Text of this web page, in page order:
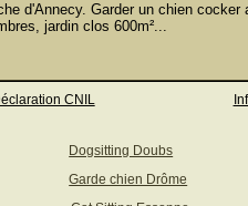
d'Annecy. Garder un chien
jardin clos 600m²...
CNIL
Dogsitting Doubs
Garde chien Drôme